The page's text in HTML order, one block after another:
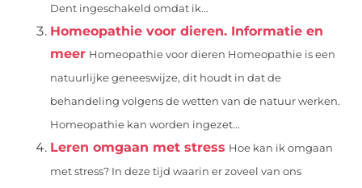
Dent ingeschakeld omdat ik...
Homeopathie voor dieren. Informatie en
meer Homeopathie voor dieren Homeopathie is een
natuurlijke geneeswijze, dit houdt in dat de
behandeling volgens de wetten van de natuur werken.
Homeopathie kan worden ingezet...
Leren omgaan met stress Hoe kan ik omgaan
met stress? In deze tijd waarin er zoveel van ons